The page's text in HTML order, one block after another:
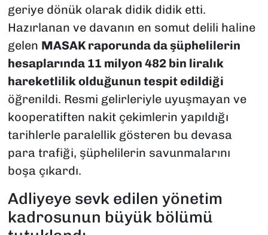
geriye dönük olarak didik didik etti.
Hazırlanan ve davanın en somut delili haline
gelen MASAK raporunda da şüphelilerin
hesaplarında 11 milyon 482 bin liralık
hareketlilik olduğunun tespit edildiği
öğrenildi. Resmi gelirleriyle uyuşmayan ve
kooperatiften nakit çekimlerin yapıldığı
tarihlerle paralellik gösteren bu devasa
para trafiği, şüphelilerin savunmalarını
boşa çıkardı.
Adliyeye sevk edilen yönetim
kadrosunun büyük bölümü